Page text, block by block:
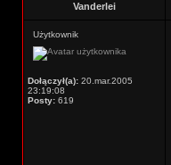
Vanderlei
Użytkownik
Dołączył(a): 20.mar.2005
23:19:08
Posty: 619